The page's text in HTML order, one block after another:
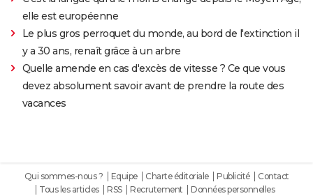
elle est européenne
Le plus gros perroquet du monde, au bord de l'extinction il
y a 30 ans, renaît grâce à un arbre
Quelle amende en cas d'excès de vitesse ? Ce que vous
devez absolument savoir avant de prendre la route des
vacances
Qui sommes-nous ? Equipe Charte éditoriale Publicité
Contact
Tous les articles
RSS Recrutement
Données personnelles